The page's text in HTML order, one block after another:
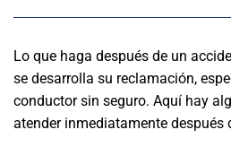
Lo que haga después de un
se desarrolla su reclamación,
conductor sin seguro. Aquí hay
atender inmediatamente después